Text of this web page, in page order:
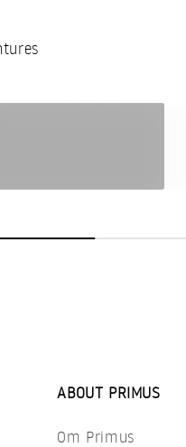
ABOUT PRIMUS
Om Primus